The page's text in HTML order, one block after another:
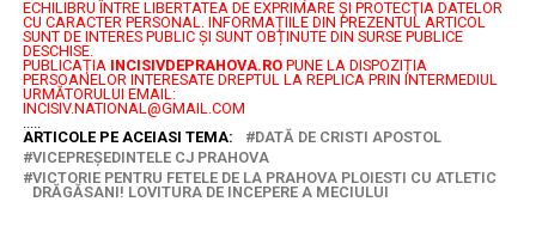
ECHILIBRU ÎNTRE LIBERTATEA DE EXPRIMARE ŞI PROTECŢIA DATELOR
CU CARACTER PERSONAL.
INFORMAȚIILE DIN PREZENTUL ARTICOL
SUNT DE INTERES PUBLIC ȘI SUNT OBȚINUTE DIN SURSE PUBLICE
DESCHISE.
PUBLICAȚIA INCISIVDEPRAHOVA.ROPUNE LA DISPOZIȚIA
PERSOANELOR INTERESATE DREPTUL LA REPLICA PRIN INTERMEDIUL
URMĂTORULUI EMAIL:
INCISIV.NATIONAL@GMAIL.COM
ARTICOLE PE ACEIASI TEMA:
DATĂ DE CRISTI APOSTOL
VICEPREȘEDINTELE CJ PRAHOVA
VICTORIE PENTRU FETELE DE LA PRAHOVA PLOIESTI CU ATLETIC
DRĂGĂSANI! LOVITURA DE INCEPERE A MECIULUI